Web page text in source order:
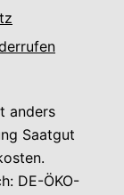
anders
Saatgut
DE-ÖKO-